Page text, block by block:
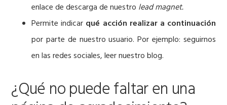
enlace de descarga de nuestro lead magnet.
Permite indicar qué acción realizar a continuación
por parte de nuestro usuario. Por ejemplo: seguirnos
en las redes sociales, leer nuestro blog.
¿Qué no puede faltar en una